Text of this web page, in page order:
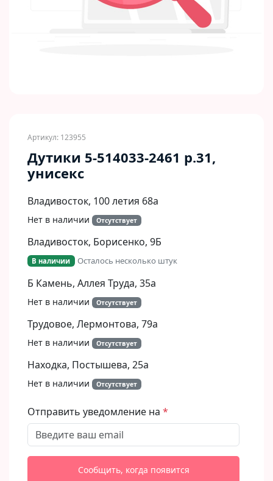
Артикул: 123955
Дутики 5-514033-2461 р.31,
унисекс
Владивосток, 100 летия 68а
Нет в наличии Отсутствует
Владивосток, Борисенко, 9Б​
В наличии Осталось несколько штук
Б Камень, Аллея Труда, 35а
Нет в наличии Отсутствует
Трудовое, Лермонтова, 79а
Нет в наличии Отсутствует
Находка, Постышева, 25а
Нет в наличии Отсутствует
Отправить уведомление на
Сообщить, когда появится